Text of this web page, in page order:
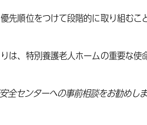
先順位をつけて段階的に取り組む
は、特別養護老人ホームの重要な
センターへの事前相談をお勧めし